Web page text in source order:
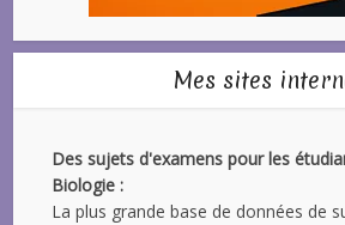
Mes sites
Des sujets d'examens pour les
Biologie :
La plus grande base de données de